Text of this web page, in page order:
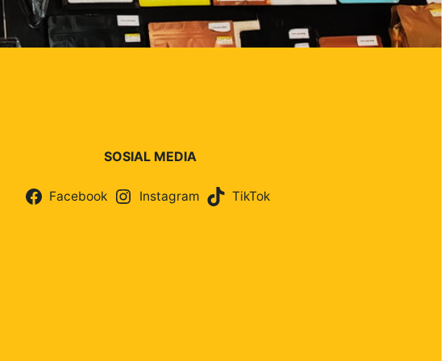
SOSIAL MEDIA
Facebook Instagram TikTok